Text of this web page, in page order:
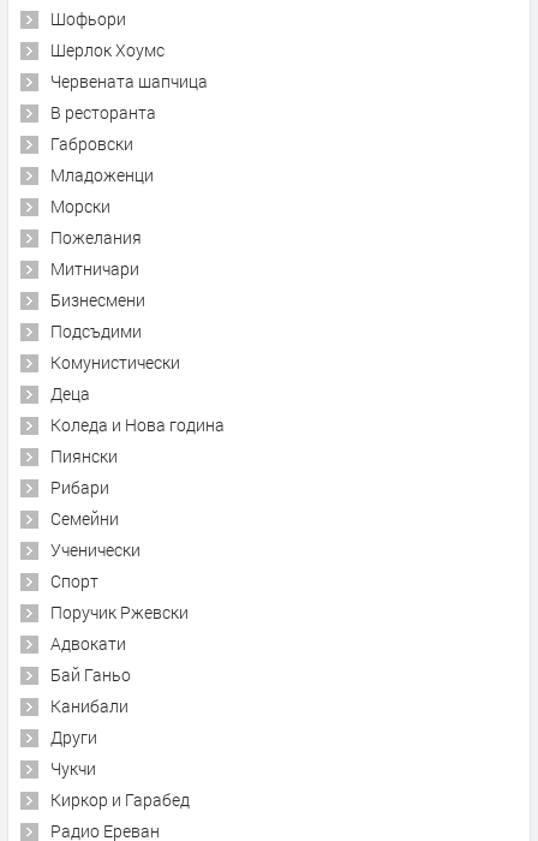
Шофьори
Шерлок Хоумс
Червената шапчица
В ресторанта
Габровски
Младоженци
Морски
Пожелания
Митничари
Бизнесмени
Подсъдими
Комунистически
Деца
Коледа и Нова година
Пиянски
Рибари
Семейни
Ученически
Спорт
Поручик Ржевски
Адвокати
Бай Ганьо
Канибали
Други
Чукчи
Киркор и Гарабед
Радио Ереван